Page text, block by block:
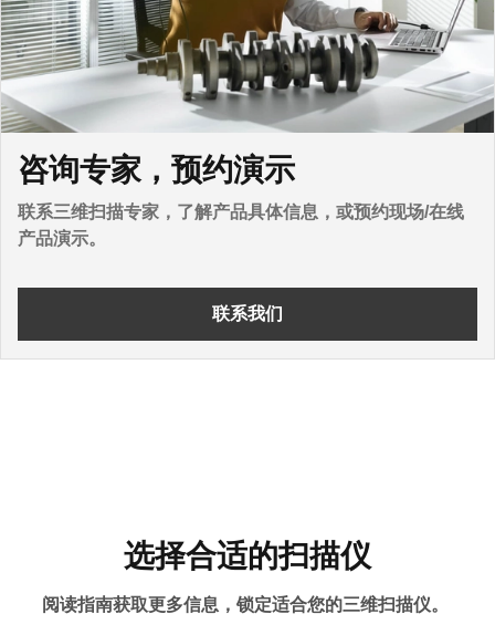
咨询专家，预约演示
联系三维扫描专家，了解产品具体信息，或预约现场/在线
产品演示。
联系我们
选择合适的扫描仪
阅读指南获取更多信息，锁定适合您的三维扫描仪。